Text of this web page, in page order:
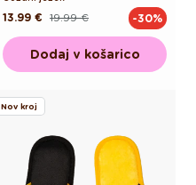
Redna
19.99 €
Akcijska
13.99 € -30%
Dodaj v košarico
Nov kroj